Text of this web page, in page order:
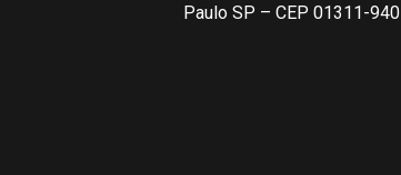
Paulo SP – CEP 01311-940